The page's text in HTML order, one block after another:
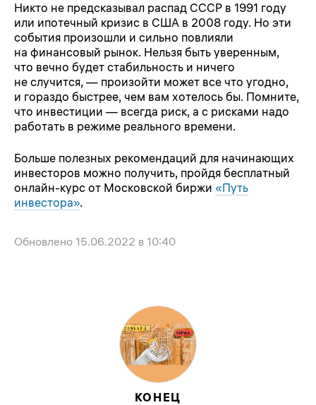
Никто не предсказывал распад СССР в 1991 году
или ипотечный кризис в США в 2008 году. Но эти
события произошли и сильно повлияли
на финансовый рынок. Нельзя быть уверенным,
что вечно будет стабильность и ничего
не случится, — произойти может все что угодно,
и гораздо быстрее, чем вам хотелось бы. Помните,
что инвестиции — всегда риск, а с рисками надо
работать в режиме реального времени.
Больше полезных рекомендаций для начинающих
инвесторов можно получить, пройдя бесплатный
онлайн-курс от Московской биржи «Путь
инвестора».
Обновлено 15.06.2022 в 10:40
КОНЕЦ